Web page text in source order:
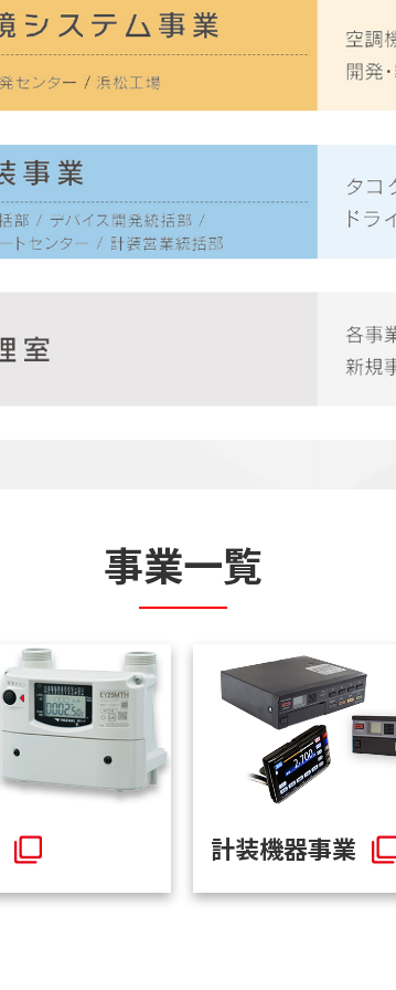
事業一覧
計装機器事業